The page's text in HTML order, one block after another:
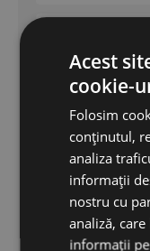
Kale
Securemme
Dierre
Acest
cookie-
Folosim
conținutul,
analiza
informații
nostru cu
analiză,
informații